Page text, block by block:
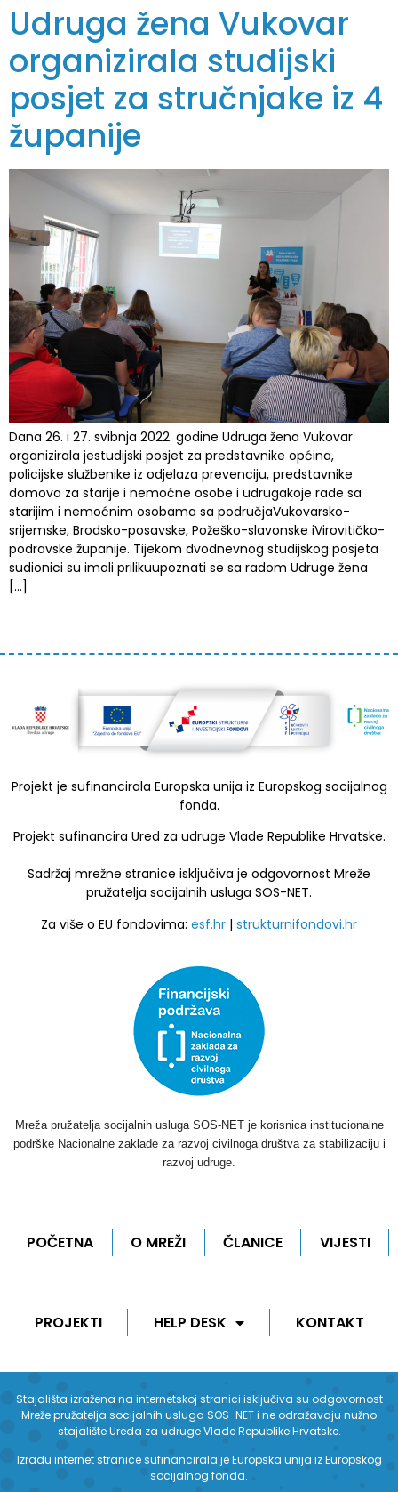
Udruga žena Vukovar
organizirala studijski
posjet za stručnjake iz 4
županije
Dana 26. i 27. svibnja 2022. godine Udruga žena Vukovar
organizirala jestudijski posjet za predstavnike općina,
policijske službenike iz odjelaza prevenciju, predstavnike
domova za starije i nemoćne osobe i udrugakoje rade sa
starijim i nemoćnim osobama sa područjaVukovarsko-
srijemske, Brodsko-posavske, Požeško-slavonske iVirovitičko-
podravske županije. Tijekom dvodnevnog studijskog posjeta
sudionici su imali prilikuupoznati se sa radom Udruge žena
[…]
Projekt je sufinancirala Europska unija iz Europskog socijalnog
fonda.
Projekt sufinancira Ured za udruge Vlade Republike Hrvatske.
Sadržaj mrežne stranice isključiva je odgovornost Mreže
pružatelja socijalnih usluga SOS-NET.
Za više o EU fondovima: esf.hr | strukturnifondovi.hr
Mreža pružatelja socijalnih usluga SOS-NET je korisnica institucionalne
podrške Nacionalne zaklade za razvoj civilnoga društva za stabilizaciju i
razvoj udruge.
POČETNA O MREŽI ČLANICE VIJESTI
PROJEKTI HELP DESK KONTAKT
Stajališta izražena na internetskoj stranici isključiva su odgovornost
Mreže pružatelja socijalnih usluga SOS-NET i ne odražavaju nužno
stajalište Ureda za udruge Vlade Republike Hrvatske.
Izradu internet stranice sufinancirala je Europska unija iz Europskog
socijalnog fonda.